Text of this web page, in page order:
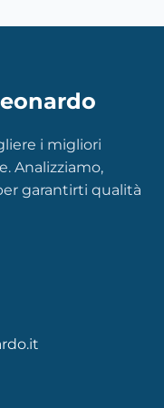
i migliori
Analizziamo,
garantirti qualità